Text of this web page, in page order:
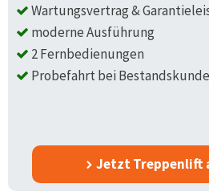
Wartungsvertrag &
moderne Ausführung
2 Fernbedienungen
Probefahrt bei
Jetzt Treppenlift